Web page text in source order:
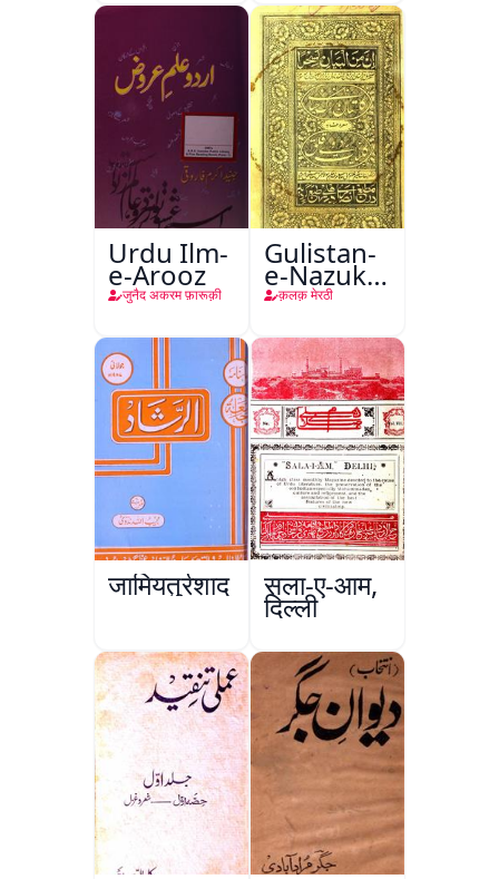
Urdu Ilm-
e-Arooz
जुनैद अकरम फ़ारूक़ी
Gulistan-
e-Nazuk
Khayal
क़लक़ मेरठी
जामियतुर्रशाद सला-ए-आम,
दिल्ली